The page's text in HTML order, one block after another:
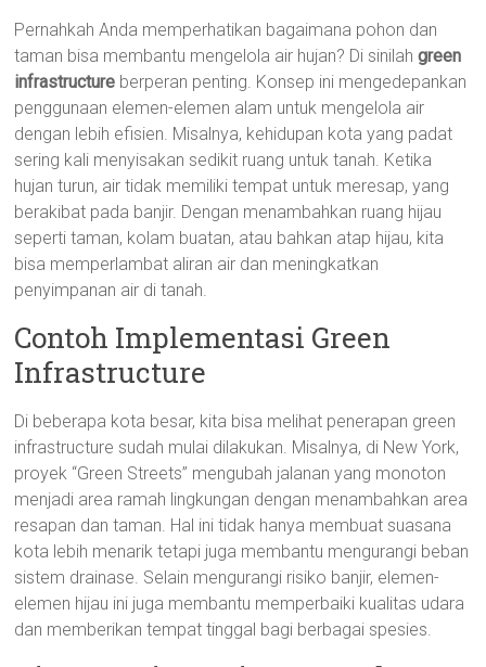
Pernahkah Anda memperhatikan bagaimana pohon dan
taman bisa membantu mengelola air hujan? Di sinilahgreen
infrastructure berperan penting. Konsep ini mengedepankan
penggunaan elemen-elemen alam untuk mengelola air
dengan lebih efisien. Misalnya, kehidupan kota yang padat
sering kali menyisakan sedikit ruang untuk tanah. Ketika
hujan turun, air tidak memiliki tempat untuk meresap, yang
berakibat pada banjir. Dengan menambahkan ruang hijau
seperti taman, kolam buatan, atau bahkan atap hijau, kita
bisa memperlambat aliran air dan meningkatkan
penyimpanan air di tanah.
Contoh Implementasi Green
Infrastructure
Di beberapa kota besar, kita bisa melihat penerapan green
infrastructure sudah mulai dilakukan. Misalnya, di New York,
proyek “Green Streets” mengubah jalanan yang monoton
menjadi area ramah lingkungan dengan menambahkan area
resapan dan taman. Hal ini tidak hanya membuat suasana
kota lebih menarik tetapi juga membantu mengurangi beban
sistem drainase. Selain mengurangi risiko banjir, elemen-
elemen hijau ini juga membantu memperbaiki kualitas udara
dan memberikan tempat tinggal bagi berbagai spesies.